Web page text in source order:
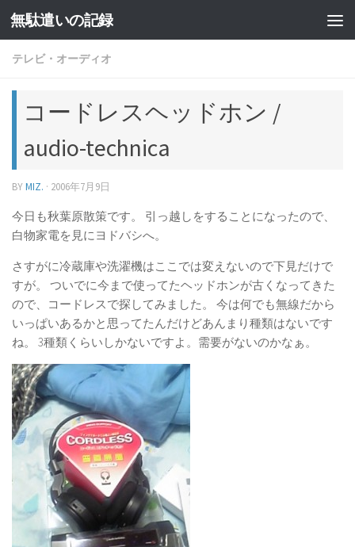
コンテンツへスキップ
無駄遣いの記録
テレビ・オーディオ
コードレスヘッドホン /
audio-technica
BYMIZ. · 2006年7月9日
今日も秋葉原散策です。 引っ越しをすることになったので、
白物家電を見にヨドバシへ。
さすがに冷蔵庫や洗濯機はここでは変えないので下見だけで
すが。 ついでに今まで使ってたヘッドホンが古くなってきた
ので、コードレスで探してみました。 今は何でも無線だから
いっぱいあるかと思ってたんだけどあんまり種類はないです
ね。 3種類くらいしかないですよ。需要がないのかなぁ。